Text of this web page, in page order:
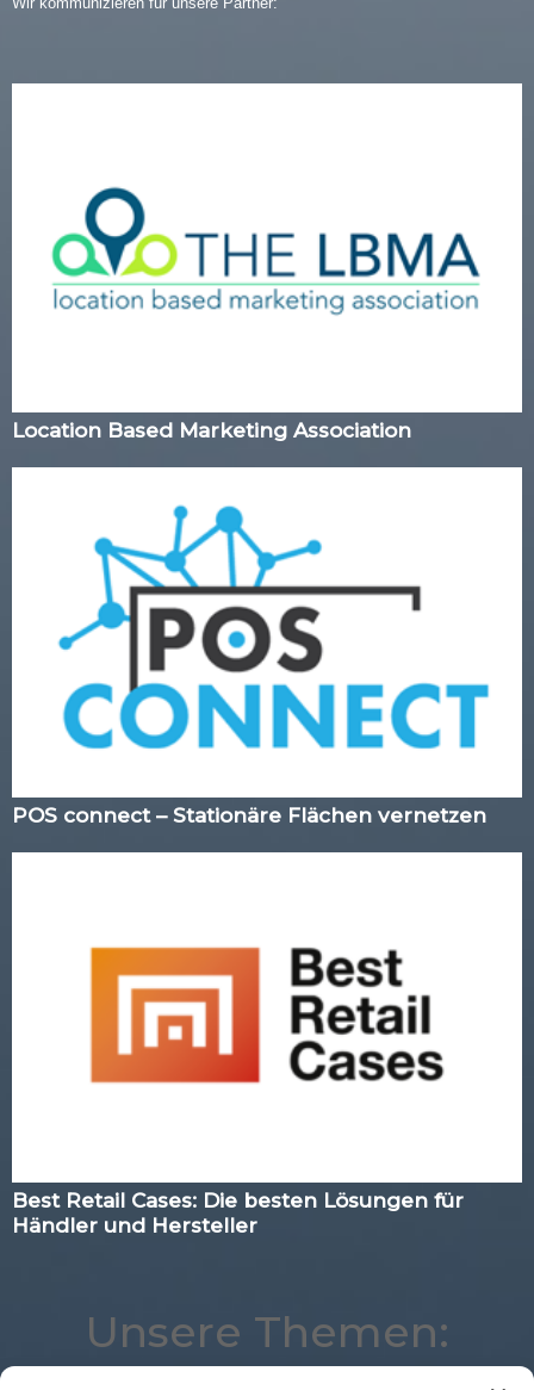
Location Based Marketing Association
POS connect – Stationäre Flächen vernetzen
Best Retail Cases: Die besten Lösungen für
Händler und Hersteller
Unsere Themen: